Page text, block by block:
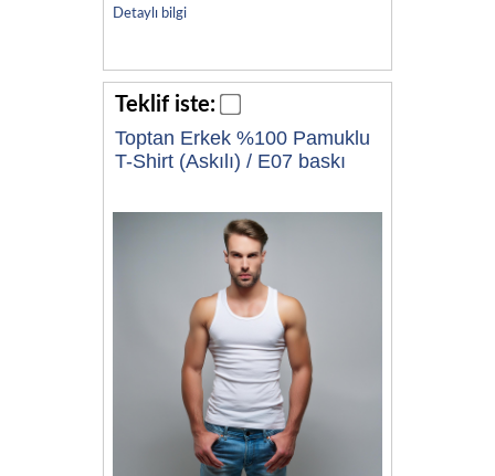
Detaylı bilgi
Teklif iste:
Toptan Erkek %100 Pamuklu
T-Shirt (Askılı) / E07 baskı